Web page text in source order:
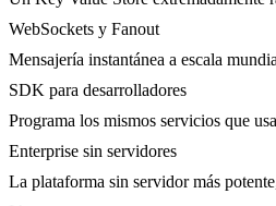
WebSockets y Fanout
Mensajería instantánea a escala
SDK para desarrolladores
Programa los mismos servicios que
Enterprise sin servidores
La plataforma sin servidor más